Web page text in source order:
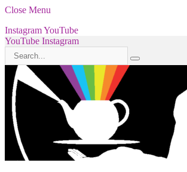
Close Menu
InstagramYouTube
YouTube Instagram